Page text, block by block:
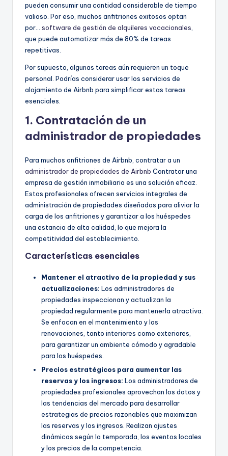
pueden consumir una cantidad considerable de tiempo
valioso. Por eso, muchos anfitriones exitosos optan
por... software de gestión de alquileres vacacionales
que puede automatizar más de 80% de tareas
repetitivas.
Por supuesto, algunas tareas aún requieren un toque
personal. Podrías considerar usar los servicios de
alojamiento de Airbnb para simplificar estas tareas
esenciales.
1. Contratación de un
administrador de propiedades
Para muchos anfitriones de Airbnb, contratar a un
administrador de propiedades de Airbnb Contratar una
empresa de gestión inmobiliaria es una solución eficaz.
Estos profesionales ofrecen servicios integrales de
administración de propiedades diseñados para aliviar la
carga de los anfitriones y garantizar a los huéspedes
una estancia de alta calidad, lo que mejora la
competitividad del establecimiento.
Características esenciales
Mantener el atractivo de la propiedad y sus
actualizaciones: Los administradores de
propiedades inspeccionan y actualizan la
propiedad regularmente para mantenerla atractiva.
Se enfocan en el mantenimiento y las
renovaciones, tanto interiores como exteriores,
para garantizar un ambiente cómodo y agradable
para los huéspedes.
Precios estratégicos para aumentar las
reservas y los ingresos: Los administradores de
propiedades profesionales aprovechan los datos y
las tendencias del mercado para desarrollar
estrategias de precios razonables que maximizan
las reservas y los ingresos. Realizan ajustes
dinámicos según la temporada, los eventos locales
y los precios de la competencia.